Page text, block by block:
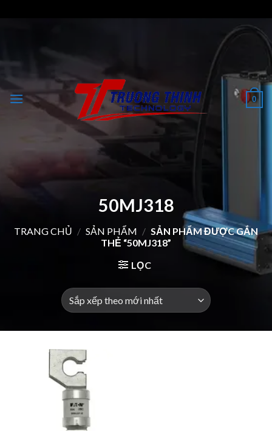
0
50MJ318
TRANG CHỦ / SẢN PHẨM / SẢN PHẨM ĐƯỢC GẮN
THẺ “50MJ318”
LỌC